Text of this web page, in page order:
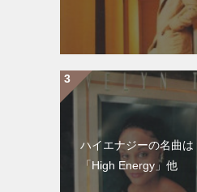
ハイエナジーの名曲
「High Energy」他